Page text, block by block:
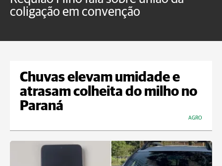
coligação em convenção
Chuvas elevam umidade e
atrasam colheita do milho no
Paraná
AGRO